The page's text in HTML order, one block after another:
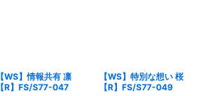
【WS】情報共有 凛
【R】FS/S77-047
【WS】特別な想い 桜
【R】FS/S77-049